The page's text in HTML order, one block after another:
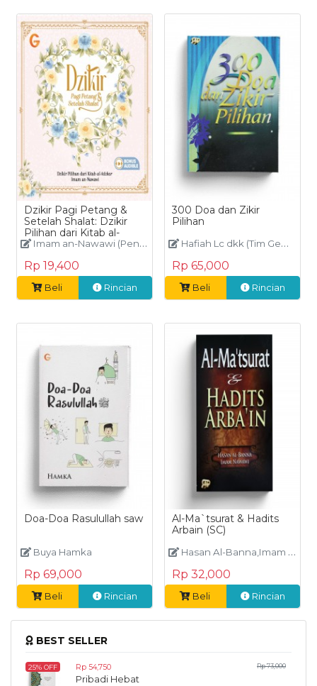
Dzikir Pagi Petang &
Setelah Shalat: Dzikir
Pilihan dari Kitab al-
Adzkar Imam an-
Imam an-Nawawi (Penyusun: Tim Gema Insani)
Rp 19,400
Beli Rincian
300 Doa dan Zikir
Pilihan
Hafiah Lc dkk (Tim Gema Insani)
Rp 65,000
Beli Rincian
Doa-Doa Rasulullah saw
Buya Hamka
Rp 69,000
Beli Rincian
Al-Ma`tsurat & Hadits
Arbain (SC)
Hasan Al-Banna,Imam An Nawawi
Rp 32,000
Beli Rincian
BEST SELLER
25% OFF Rp 54,750 Rp 73,000
Pribadi Hebat